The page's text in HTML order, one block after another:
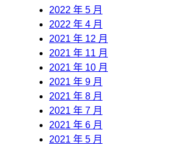
2022 年 5 月
2022 年 4 月
2021 年 12 月
2021 年 11 月
2021 年 10 月
2021 年 9 月
2021 年 8 月
2021 年 7 月
2021 年 6 月
2021 年 5 月